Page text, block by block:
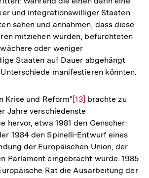
und integrationswilliger Staaten
sahen und annahmen, dass diese
mitziehen würden, befürchteten
oder weniger
Staaten auf Dauer abgehängt
manifestieren könnten.
Krise und Reform"Zur
Auflösung
der
Fußnote
[13] brachte zu
Jahre verschiedenste
hervor, etwa 1981 den Genscher-
1984 den Spinelli-Entwurf eines
der Europäischen Union, der
Parlament eingebracht wurde. 1985
Rat die Ausarbeitung der